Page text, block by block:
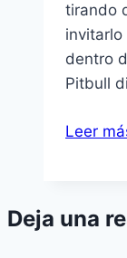
tirando
invitarlo
dentro
Pitbull
Leer
Deja una